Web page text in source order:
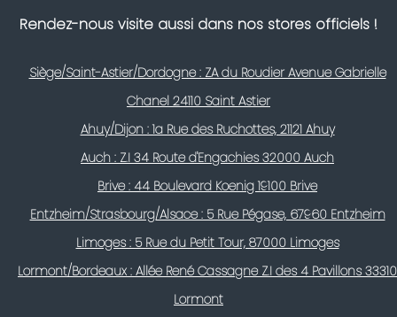
Rendez-nous visite aussi dans nos stores officiels !
Siège/Saint-Astier/Dordogne : ZA du Roudier Avenue Gabrielle
Chanel 24110 Saint Astier
Ahuy/Dijon : 1a Rue des Ruchottes, 21121 Ahuy
Auch : Z.I 34 Route d'Engachies 32000 Auch
Brive : 44 Boulevard Koenig 19100 Brive
Entzheim/Strasbourg/Alsace : 5 Rue Pégase, 67960 Entzheim
Limoges : 5 Rue du Petit Tour, 87000 Limoges
Lormont/Bordeaux : Allée René Cassagne Z.I des 4 Pavillons 33310
Lormont